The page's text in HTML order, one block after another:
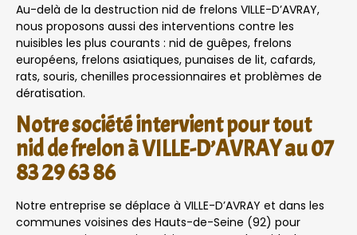
Au-delà de la destruction nid de frelons VILLE-D’AVRAY,
nous proposons aussi des interventions contre les
nuisibles les plus courants : nid de guêpes, frelons
européens, frelons asiatiques, punaises de lit, cafards,
rats, souris, chenilles processionnaires et problèmes de
dératisation.
Notre société intervient pour tout
nid de frelon à VILLE-D’AVRAY au 07
83 29 63 86
Notre entreprise se déplace à VILLE-D’AVRAY et dans les
communes voisines des Hauts-de-Seine (92) pour